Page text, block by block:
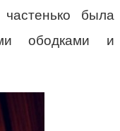
была
ободками и